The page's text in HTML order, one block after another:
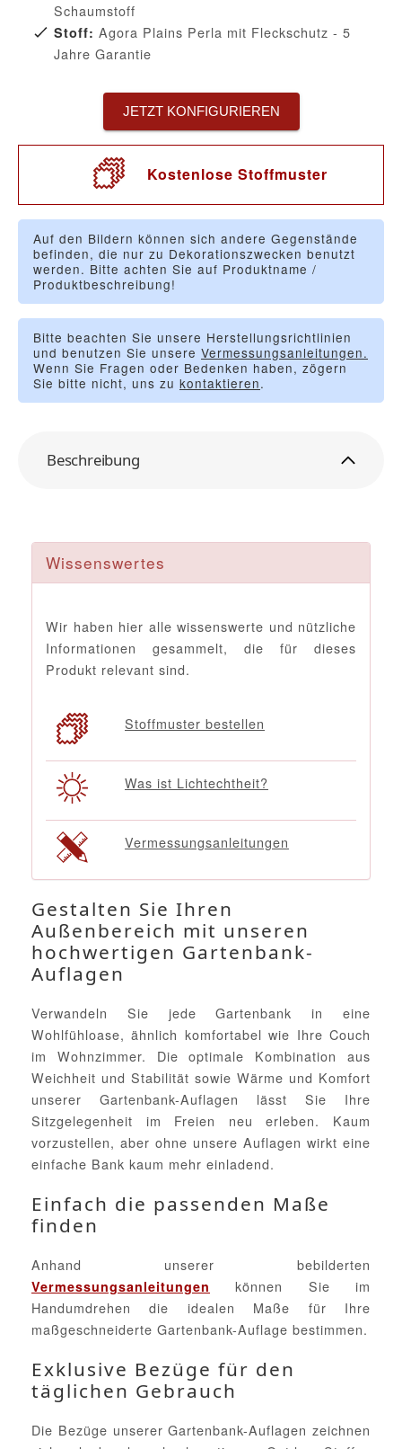
Schaumstoff
Stoff: Agora Plains Perla mit Fleckschutz - 5
Jahre Garantie
JETZT KONFIGURIEREN
Kostenlose Stoffmuster
Auf den Bildern können sich andere Gegenstände
befinden, die nur zu Dekorationszwecken benutzt
werden. Bitte achten Sie auf Produktname /
Produktbeschreibung!
Bitte beachten Sie unsere Herstellungsrichtlinien
und benutzen Sie unsere Vermessungsanleitungen.
Wenn Sie Fragen oder Bedenken haben, zögern
Sie bitte nicht, uns zu kontaktieren.
Beschreibung
Wissenswertes
Wir haben hier alle wissenswerte und nützliche
Informationen gesammelt, die für dieses
Produkt relevant sind.
Stoffmuster bestellen
Was ist Lichtechtheit?
Vermessungsanleitungen
Gestalten Sie Ihren
Außenbereich mit unseren
hochwertigen Gartenbank-
Auflagen
Verwandeln Sie jede Gartenbank in eine
Wohlfühloase, ähnlich komfortabel wie Ihre Couch
im Wohnzimmer. Die optimale Kombination aus
Weichheit und Stabilität sowie Wärme und Komfort
unserer Gartenbank-Auflagen lässt Sie Ihre
Sitzgelegenheit im Freien neu erleben. Kaum
vorzustellen, aber ohne unsere Auflagen wirkt eine
einfache Bank kaum mehr einladend.
Einfach die passenden Maße
finden
Anhand unserer bebilderten
Vermessungsanleitungen
können Sie im
Handumdrehen die idealen Maße für Ihre
maßgeschneiderte Gartenbank-Auflage bestimmen.
Exklusive Bezüge für den
täglichen Gebrauch
Die Bezüge unserer Gartenbank-Auflagen zeichnen